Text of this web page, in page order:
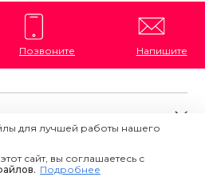
Позвоните Напишите
для лучшей работы нашего
сайт, вы соглашаетесь с
Подробнее